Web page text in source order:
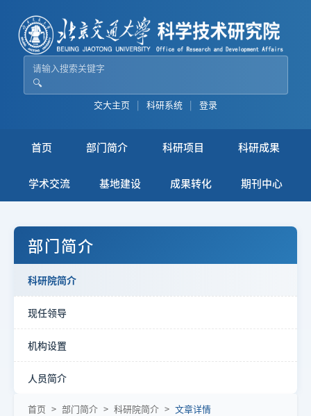
🔍
交大主页 | 科研系统 | 登录
首页 部门简介 科研项目 科研成果
学术交流 基地建设 成果转化 期刊中心
部门简介
科研院简介
现任领导
机构设置
人员简介
首页 > 部门简介 > 科研院简介 > 文章详情